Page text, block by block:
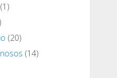
(1)
(20)
(14)